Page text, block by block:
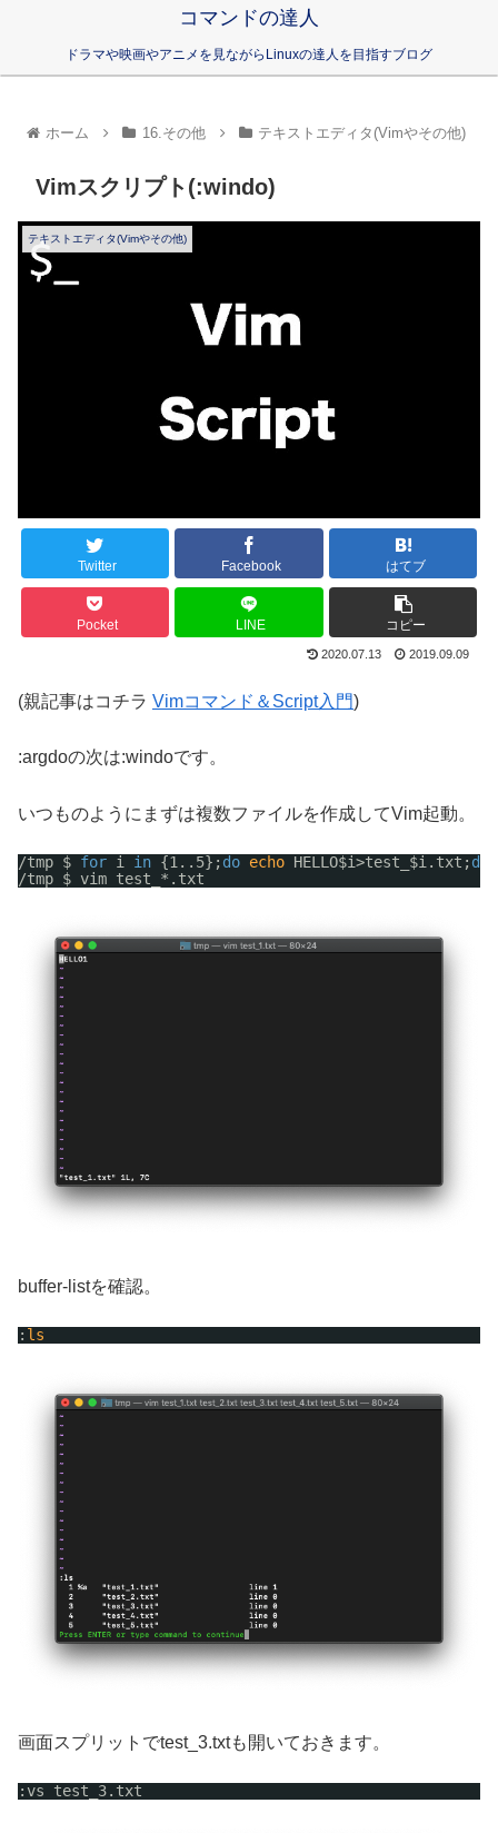
コマンドの達人
ドラマや映画やアニメを見ながらLinuxの達人を目指すブログ
ホーム 16.その他 テキストエディタ(Vimやその他)
Vimスクリプト(:windo)
テキストエディタ(Vimやその他)
Twitter Facebook はてブ
Pocket LINE コピー
2020.07.13 2019.09.09
(親記事はコチラ Vimコマンド＆Script入門)
:argdoの次は:windoです。
いつものようにまずは複数ファイルを作成してVim起動。
/tmp $ for i in {1..5};do echo HELLO$i>test_$i.txt;
/tmp $ vim test_*.txt
buffer-listを確認。
: ls
画面スプリットでtest_3.txtも開いておきます。
:vs test_3.txt